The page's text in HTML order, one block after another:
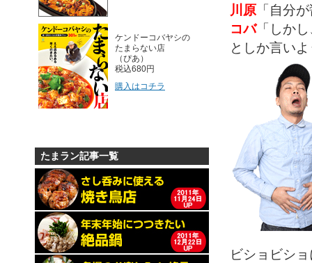
ケンドーコバヤシの
たまらない店
（ぴあ）
税込680円
購入はコチラ
たまラン記事一覧
川原 「自分
コバ「しか
としか言い
ビショビシ